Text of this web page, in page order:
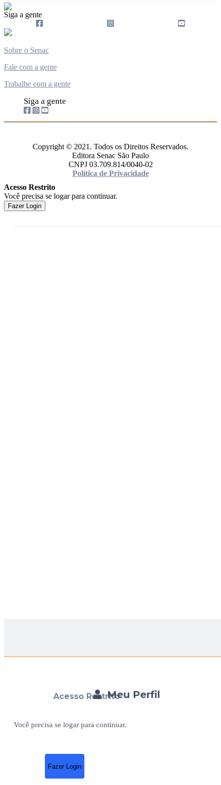
Siga a gente
Sobre o Senac
Fale com a gente
Trabalhe com a gente
Siga a gente
Copyright © 2021. Todos os Direitos Reservados.
Editora Senac São Paulo
CNPJ 03.709.814/0040-02
Política de Privacidade
Acesso Restrito
Você precisa se logar para continuar.
Fazer Login
Meu Perfil
Acesso Restrito
Você precisa se logar para continuar.
Fazer Login